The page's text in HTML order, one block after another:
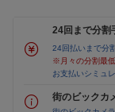
24回まで分割
24回払いまで分
※月々の分割最
お支払いシミュ
街のビックカ